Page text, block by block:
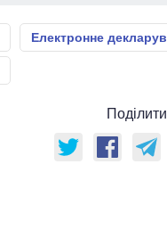
Електронне